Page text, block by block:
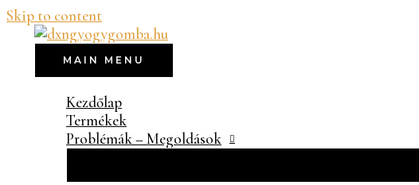
Skip to content
MAIN MENU
Kezdőlap
Termékek
Problémák – Megoldások